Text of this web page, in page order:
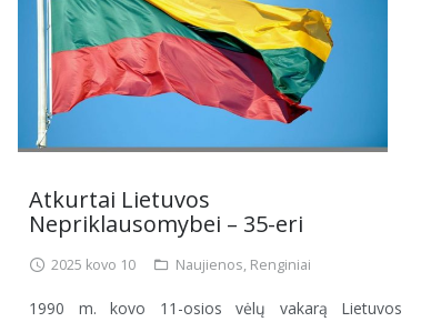
Atkurtai Lietuvos
Nepriklausomybei – 35-eri
2025 kovo 10 Naujienos, Renginiai
1990 m. kovo 11-osios vėlų vakarą Lietuvos